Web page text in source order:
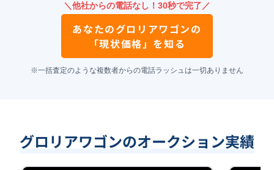
＼他社からの電話なし！30秒で完了／
あなたのグロリアワゴンの
「現状価格」を知る
※一括査定のような複数者からの電話ラッシュは一切ありません
グロリアワゴンのオークション実績